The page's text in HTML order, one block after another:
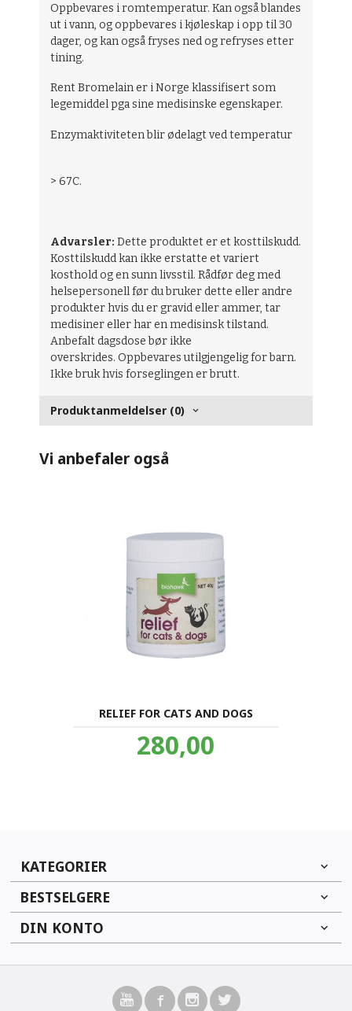
Oppbevares i romtemperatur. Kan også blandes
ut i vann, og oppbevares i kjøleskap i opp til 30
dager, og kan også fryses ned og refryses etter
tining.
Rent Bromelain er i Norge klassifisert som
legemiddel pga sine medisinske egenskaper.
Enzymaktiviteten blir ødelagt ved temperatur
> 67C.
Advarsler:Dette produktet er et kosttilskudd.
Kosttilskudd kan ikke erstatte et variert
kosthold og en sunn livsstil. Rådfør deg med
helsepersonell før du bruker dette eller andre
produkter hvis du er gravid eller ammer, tar
medisiner eller har en medisinsk tilstand.
Anbefalt dagsdose bør ikke
overskrides. Oppbevares utilgjengelig for barn.
Ikke bruk hvis forseglingen er brutt.
Produktanmeldelser (0)
Vi anbefaler også
RELIEF FOR CATS AND DOGS
Pris
280,00
KATEGORIER
BESTSELGERE
DIN KONTO